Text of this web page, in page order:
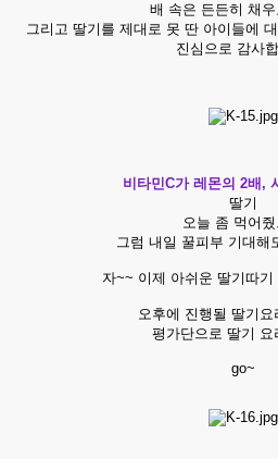
배 속은 든든히 채
그리고 딸기를 제대로 못 딴 아이들에
진심으로 감사
비타민C가 레몬의 2배,
딸기
오늘 좀 먹어줬
그럼 내일 꿀피부 기대해
자~~ 이제 아쉬운 딸기따기
오후에 진행될 딸기요
평가단으로 딸기 요
go~